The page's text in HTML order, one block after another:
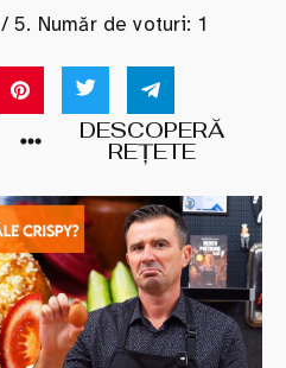
/ 5. Număr de voturi: 1
DESCOPERĂ
REȚETE